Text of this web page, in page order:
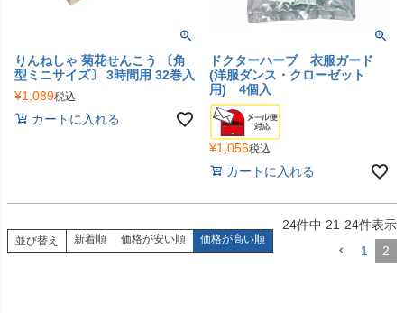
りんねしゃ 菊花せんこう 〔角
型ミニサイズ〕 3時間用 32巻入
¥1,089税込
カートに入れる
ドクターハーブ 衣服ガード
(洋服ダンス・クローゼット
用) 4個入
¥1,056税込
カートに入れる
並び替え 新着順 価格が安い順 価格が高い順
24件中 21-24件表示
1
2